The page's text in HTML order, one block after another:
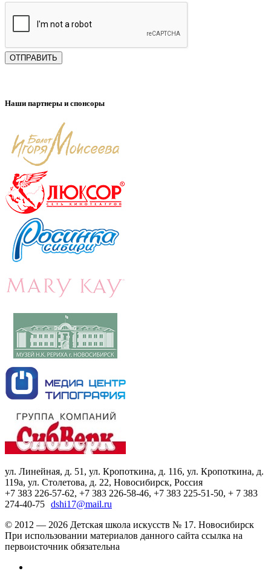
ОТПРАВИТЬ
Наши партнеры и спонсоры
ул. Линейная, д. 51, ул. Кропоткина, д. 116, ул. Кропоткина, д.
119а, ул. Столетова, д. 22, Новосибирск, Россия
+7 383 226-57-62, +7 383 226-58-46, +7 383 225-51-50, + 7 383
274-40-75 dshi17@mail.ru
© 2012 — 2026 Детская школа искусств № 17. Новосибирск
При использовании материалов данного сайта ссылка на
первоисточник обязательна